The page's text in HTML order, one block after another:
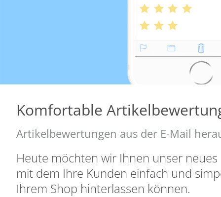
Komfortable
Artikelbewertungen aus der E-Mail
Heute möchten wir Ihnen unser
mit dem Ihre Kunden einfach und
Ihrem Shop hinterlassen können.